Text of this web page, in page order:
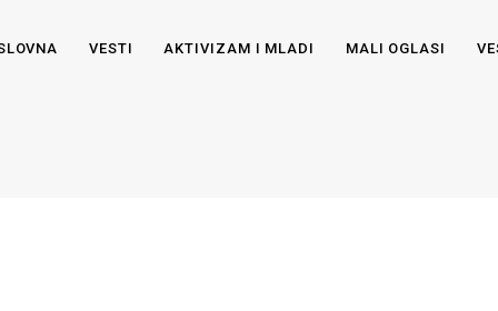
VESTI AKTIVIZAM I MLADI MALI OGLASI